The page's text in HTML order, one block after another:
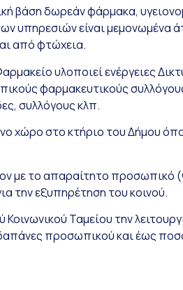
βάση δωρεάν φάρμακα,
υπηρεσιών είναι μεμονωμένα
από φτώχεια.
υλοποιεί ενέργειες
φαρμακευτικούς
συλλόγους κλπ.
χώρο στο κτήριο του Δήμου
με το απαραίτητο προσωπικό
την εξυπηρέτηση του κοινού.
Ταμείου την
προσωπικού και έως